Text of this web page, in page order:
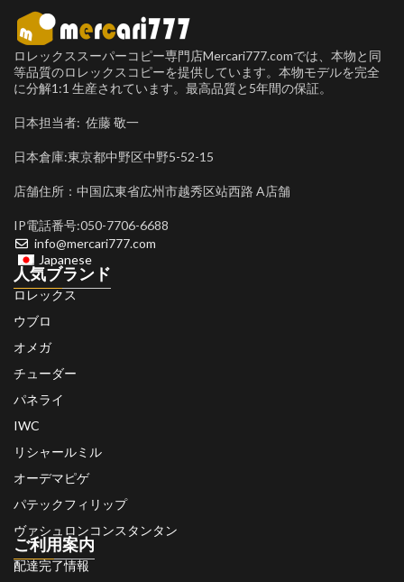
ロレックススーパーコピー専門店Mercari777.comでは、本物と同
等品質のロレックスコピーを提供しています。本物モデルを完全
に分解1:1 生産されています。最高品質と5年間の保証。
日本担当者: 佐藤 敬一
日本倉庫:東京都中野区中野5-52-15
店舗住所：中国広東省広州市越秀区站西路 A店舗
IP電話番号:050-7706-6688
info@mercari777.com
Japanese
人気ブランド
ロレックス
ウブロ
オメガ
チューダー
パネライ
IWC
リシャールミル
オーデマピゲ
パテックフィリップ
ヴァシュロンコンスタンタン
ご利用案内
配達完了情報